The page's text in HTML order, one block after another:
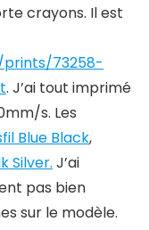
crayons. Il est
73258-
. J’ai tout imprimé
s. Les
Blue Black,
Silver. J’ai
pas bien
sur le modèle.